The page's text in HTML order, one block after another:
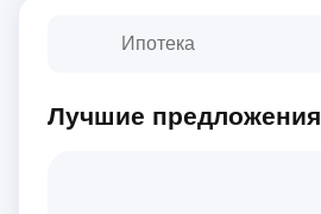
Ипотека
Лучшие предложения